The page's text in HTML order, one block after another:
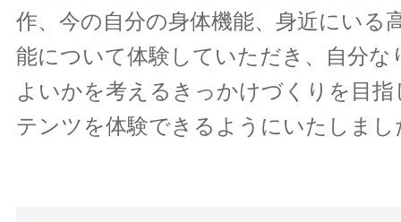
作、今の自分の身体機能、身近にいる
能について体験していただき、自分な
よいかを考えるきっかけづくりを目
テンツを体験できるようにいたしまし